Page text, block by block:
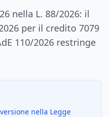
nella L. 88/2026: il
per il credito 7079
110/2026 restringe
nella Legge